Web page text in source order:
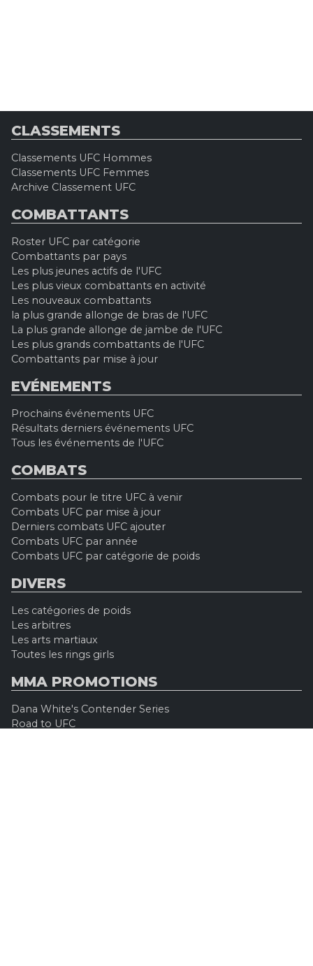
CLASSEMENTS
Classements UFC Hommes
Classements UFC Femmes
Archive Classement UFC
COMBATTANTS
Roster UFC par catégorie
Combattants par pays
Les plus jeunes actifs de l'UFC
Les plus vieux combattants en activité
Les nouveaux combattants
la plus grande allonge de bras de l'UFC
La plus grande allonge de jambe de l'UFC
Les plus grands combattants de l'UFC
Combattants par mise à jour
EVÉNEMENTS
Prochains événements UFC
Résultats derniers événements UFC
Tous les événements de l'UFC
COMBATS
Combats pour le titre UFC à venir
Combats UFC par mise à jour
Derniers combats UFC ajouter
Combats UFC par année
Combats UFC par catégorie de poids
DIVERS
Les catégories de poids
Les arbitres
Les arts martiaux
Toutes les rings girls
MMA PROMOTIONS
Dana White's Contender Series
Road to UFC